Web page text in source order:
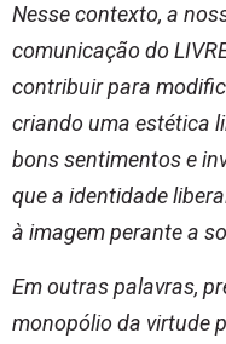
Nesse contexto, a
comunicação do
contribuir para
criando uma estética
bons sentimentos e
que a identidade
à imagem perante a
Em outras palavras,
monopólio da virtude